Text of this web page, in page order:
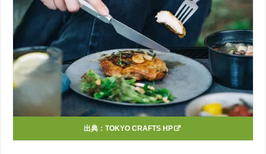
出典： TOKYO CRAFTS HP